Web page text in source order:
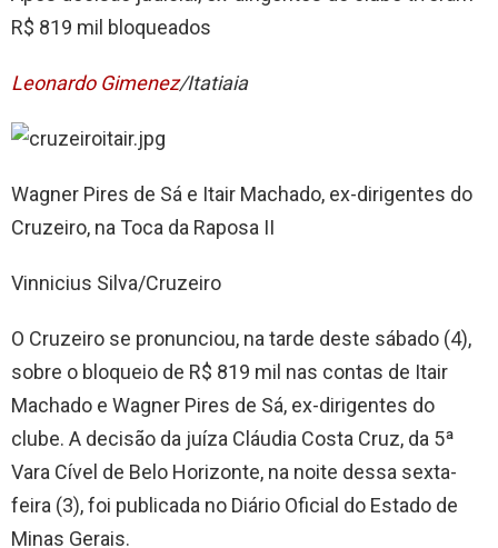
R$ 819 mil bloqueados
Leonardo Gimenez/Itatiaia
Wagner Pires de Sá e Itair Machado, ex-dirigentes do
Cruzeiro, na Toca da Raposa II
Vinnicius Silva/Cruzeiro
O Cruzeiro se pronunciou, na tarde deste sábado (4),
sobre o bloqueio de R$ 819 mil nas contas de Itair
Machado e Wagner Pires de Sá, ex-dirigentes do
clube. A decisão da juíza Cláudia Costa Cruz, da 5ª
Vara Cível de Belo Horizonte, na noite dessa sexta-
feira (3), foi publicada no Diário Oficial do Estado de
Minas Gerais.